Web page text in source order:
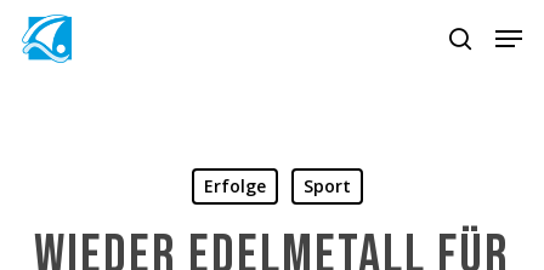
Skip
search
Erfolge Sport
Wieder Edelmetall für